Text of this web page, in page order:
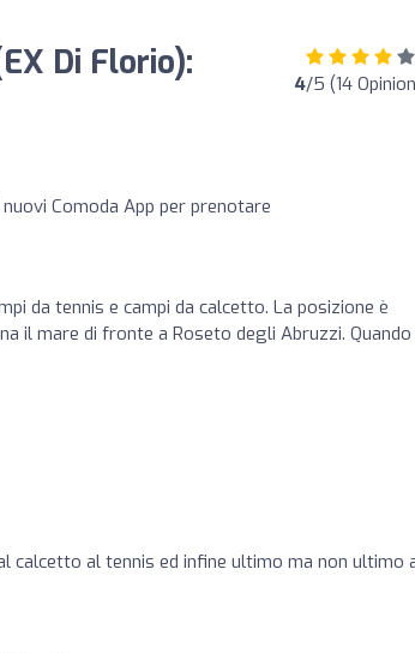
Di Florio):
4/5 (14
Comoda App per prenotare
da tennis e campi da calcetto. La posizione è
il mare di fronte a Roseto degli Abruzzi. Quando
calcetto al tennis ed infine ultimo ma non ultimo